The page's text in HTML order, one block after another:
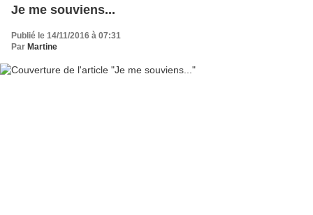
Je me souviens...
Publié le 14/11/2016 à 07:31
Par Martine